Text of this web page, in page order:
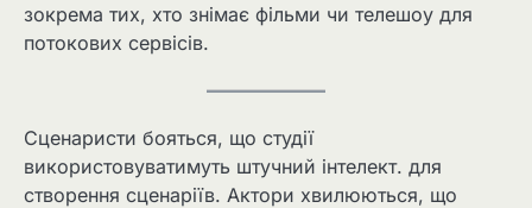
зокрема тих, хто знімає фільми чи телешоу для
потокових сервісів.
Сценаристи бояться, що студії
використовуватимуть штучний інтелект. для
створення сценаріїв. Актори хвилюються, що